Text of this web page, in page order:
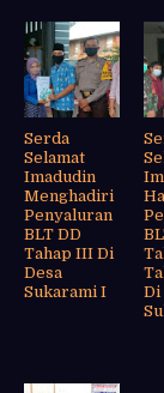
Serda
Selamat
Imadudin
Menghadiri
Penyaluran
BLT DD
Tahap III Di
Desa
Sukarami I
Di